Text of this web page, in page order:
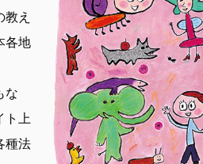
え
各地
な
ト上
種法